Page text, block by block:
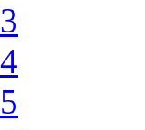
3
4
5